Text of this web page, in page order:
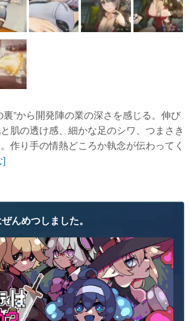
裏”から開発陣の業の深さを感じる。伸び
肌の透け感、細かな足のシワ、つまさき
り手の情熱どころか執念が伝わってく
]
んめつしました。